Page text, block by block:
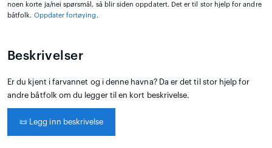
noen korte ja/nei spørsmål, så blir siden oppdatert. Det er til stor hjelp for andre
båtfolk. Oppdater fortøying .
Beskrivelser
Er du kjent i farvannet og i denne havna? Da er det til stor hjelp for
andre båtfolk om du legger til en kort beskrivelse.
📜 Legg inn beskrivelse